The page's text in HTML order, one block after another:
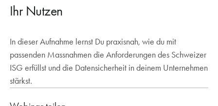
Ihr Nutzen
In dieser Aufnahme lernst Du praxisnah, wie du mit
passenden Massnahmen die Anforderungen des Schweizer
ISG erfüllst und die Datensicherheit in deinem Unternehmen
stärkst.